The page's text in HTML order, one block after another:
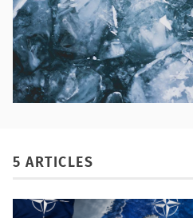
5 ARTICLES